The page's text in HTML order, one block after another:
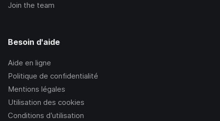
Join the team
Besoin d'aide
Aide en ligne
Politique de confidentialité
Mentions légales
Utilisation des cookies
Conditions d’utilisation